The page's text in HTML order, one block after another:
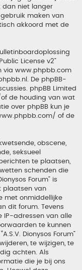
dan niet langer
gebruik maken van
akkoord met de
License v2”
via www.phpbb.com
. De phpBB-
phpBB Limited
de houding van wat
over phpBB kun je
of de
obscene,
seksueel
te plaatsen,
schenden die
Forum” is
plaatsen van
met onmiddellijke
dit forum. Tevens
IP-adressen van alle
te kunnen
Dionysos Forum”
te wijzigen, te
achten. Als
die je bij ons